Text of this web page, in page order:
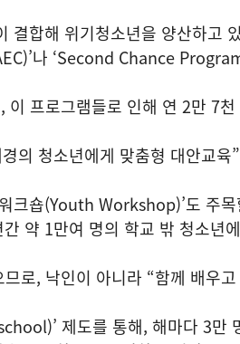
결합해 위기청소년을 양산하고
나 ‘Second Chance
프로그램들로 인해 연 2만 7
의 청소년에게 맞춤형 대안교육
크숍(Youth Workshop)’도 주
약 1만여 명의 학교 밖 청소년
로, 낙인이 아니라 “함께 배우
제도를 통해, 해마다 3만